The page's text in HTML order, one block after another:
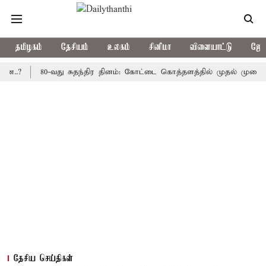
தமிழகம் தேசியம் உலகம் சினிமா விளையாட்டு
80-வது சுதந்திர தினம்: கோட்டை கொத்தளத்தில் முதல் முறையாக
தேசிய செய்திகள்